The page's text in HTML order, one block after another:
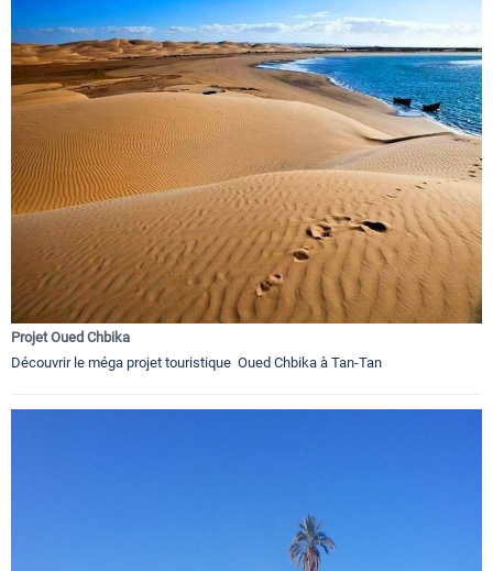
Projet Oued Chbika
Découvrir le méga projet touristique Oued Chbika à Tan-Tan